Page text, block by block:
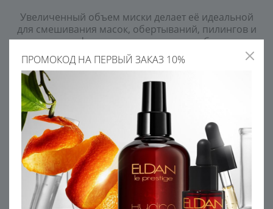
Увеличенный объем миски делает её идеальной
для смешивания масок, обертываний, пилингов и
других профессиональных средств в больших
количествах. Это особенно удобно при проведении
салонных процедур, когда требуется быстро и
равномерно подготовить состав без риска.
Гладкая стеклянная поверхность не впитывает
запахи и остатки косметики, легко очищается и
стерилизуется, обеспечивая высокий уровень
гигиены.
РЕКОМЕНДУЕМ С ЭТИМ
ПРОДУКТОМ
ПРОМОКОД НА ПЕРВЫЙ ЗАКАЗ 10%